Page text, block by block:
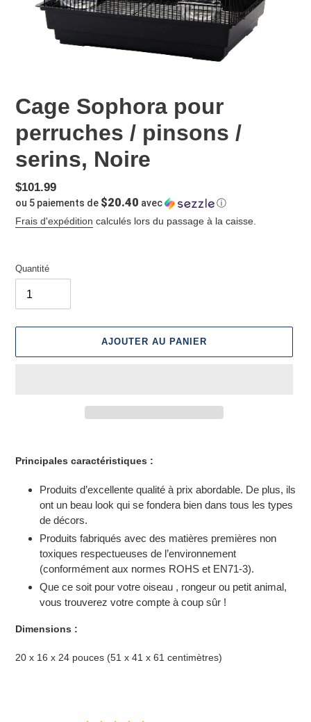
Cage Sophora pour
perruches / pinsons /
serins, Noire
Prix
normal
$101.99
ou 5 paiements de $20.40 avec
ⓘ
Frais d'expédition calculés lors du passage à la caisse.
Quantité
AJOUTER AU PANIER
produit
panier
Principales caractéristiques :
Produits d’excellente qualité à prix abordable. De plus, ils
ont un beau look qui se fondera bien dans tous les types
de décors.
Produits fabriqués avec des matières premières non
toxiques respectueuses de l’environnement
(conformément aux normes ROHS et EN71-3).
Que ce soit pour votre oiseau , rongeur ou petit animal,
vous trouverez votre compte à coup sûr !
Dimensions :
20 x 16 x 24 pouces (51 x 41 x 61 centimètres)